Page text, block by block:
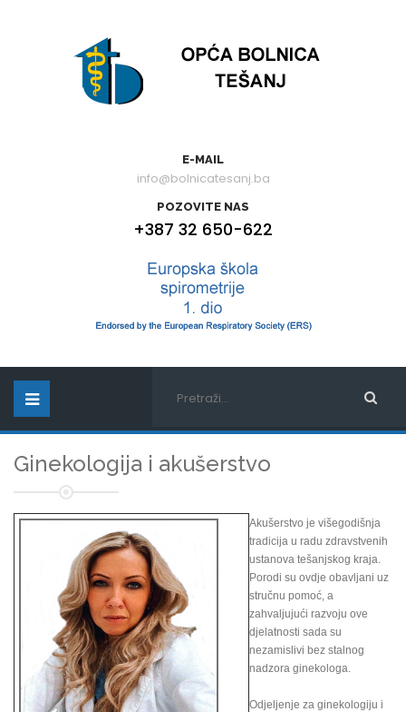
E-MAIL
info@bolnicatesanj.ba
POZOVITE NAS
+387 32 650-622
Ginekologija i akušerstvo
Akušerstvo je višegodišnja
tradicija u radu zdravstvenih
ustanova tešanjskog kraja.
Porodi su ovdje obavljani uz
stručnu pomoć, a
zahvaljujući razvoju ove
djelatnosti sada su
nezamislivi bez stalnog
nadzora ginekologa.
Odjeljenje za ginekologiju i